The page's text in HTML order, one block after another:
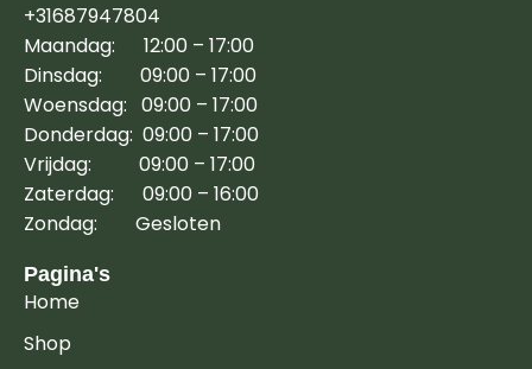
+31687947804
Maandag: 12:00 – 17:00
Dinsdag: 09:00 – 17:00
Woensdag: 09:00 – 17:00
Donderdag: 09:00 – 17:00
Vrijdag: 09:00 – 17:00
Zaterdag: 09:00 – 16:00
Zondag: Gesloten
Pagina's
Home
Shop